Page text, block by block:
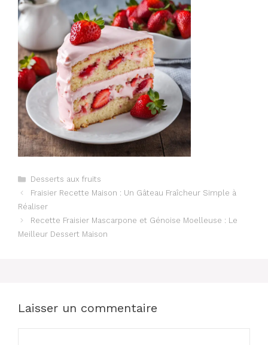
Catégories
Desserts aux fruits
Fraisier Recette Maison : Un Gâteau Fraîcheur Simple à
Réaliser
Recette Fraisier Mascarpone et Génoise Moelleuse : Le
Meilleur Dessert Maison
Laisser un commentaire